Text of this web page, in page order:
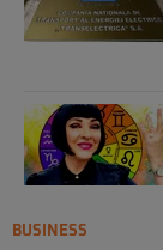
BUSINESS